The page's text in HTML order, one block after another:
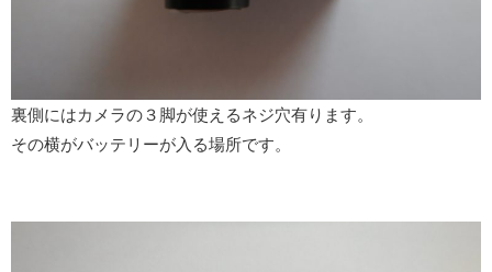
裏側にはカメラの３脚が使えるネジ穴有ります。
その横がバッテリーが入る場所です。